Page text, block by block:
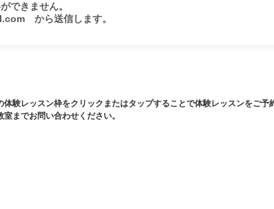
できません。
　から送信します。
体験レッスン枠をクリックまたはタップすることで体験レッスンをご
までお問い合わせください。